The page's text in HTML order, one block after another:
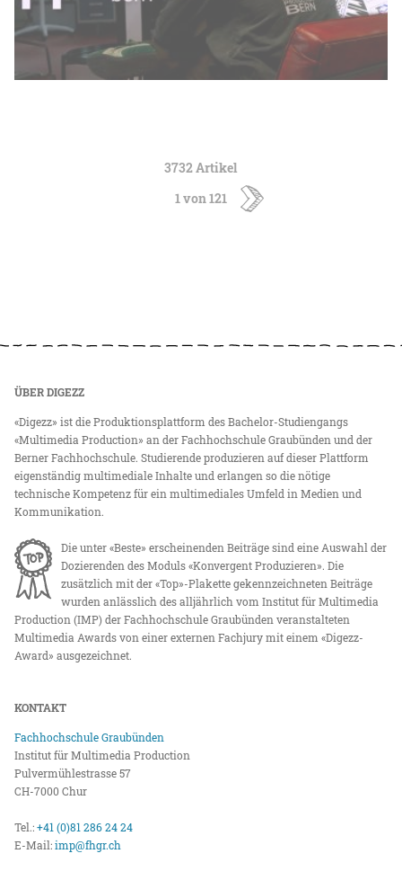
3732 Artikel
1 von 121
ÜBER DIGEZZ
«Digezz» ist die Produktionsplattform des Bachelor-Studiengangs
«Multimedia Production» an der Fachhochschule Graubünden und der
Berner Fachhochschule. Studierende produzieren auf dieser Plattform
eigenständig multimediale Inhalte und erlangen so die nötige
technische Kompetenz für ein multimediales Umfeld in Medien und
Kommunikation.
Die unter «Beste» erscheinenden Beiträge sind eine Auswahl der
Dozierenden des Moduls «Konvergent Produzieren». Die
zusätzlich mit der «Top»-Plakette gekennzeichneten Beiträge
wurden anlässlich des alljährlich vom Institut für Multimedia
Production (IMP) der Fachhochschule Graubünden veranstalteten
Multimedia Awards von einer externen Fachjury mit einem «Digezz-
Award» ausgezeichnet.
KONTAKT
Fachhochschule Graubünden
Institut für Multimedia Production
Pulvermühlestrasse 57
CH-7000 Chur
Tel.:+41 (0)81 286 24 24
E-Mail:imp@fhgr.ch